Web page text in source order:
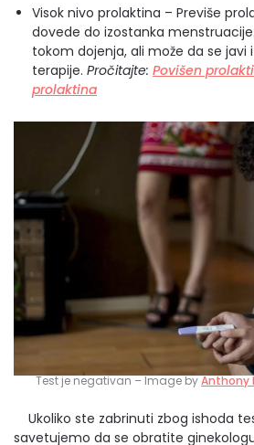
Visok nivo prolaktina – Previše
dovede do izostanka
tokom dojenja, ali može da se javi
terapije. Pročitajte: Povišen
prolaktina
Test je negativan – Image byAnthony
Ukoliko ste zabrinuti zbog ishoda
savetujemo da se obratite